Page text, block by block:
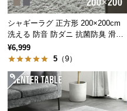
路
に
つ
い
て
返
品・
たっぷりのビーズが体
快適な座り心地を実現し
シャギーラグ 正方形 200×200cm
洗える 防音 防ダニ 抗菌防臭 滑り
止め付き
¥6,999
5 （9）